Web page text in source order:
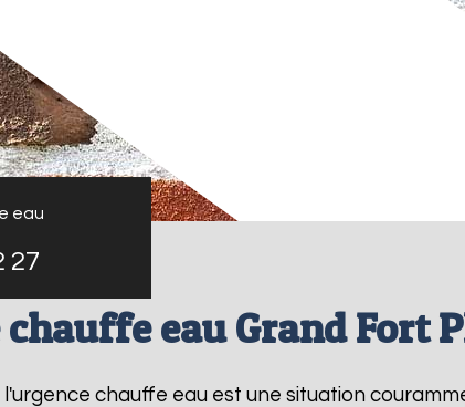
eau
27
chauffe eau Grand Fort
l'urgence chauffe eau est une situation